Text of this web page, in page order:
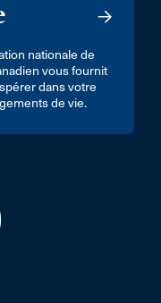
nationale de
vous fournit
dans votre
de vie.